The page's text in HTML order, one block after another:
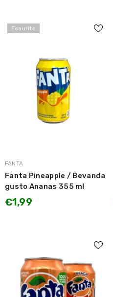
Esaurito
MARCA:
FANTA
Fanta Pineapple / Bevanda
gusto Ananas 355 ml
€1,99